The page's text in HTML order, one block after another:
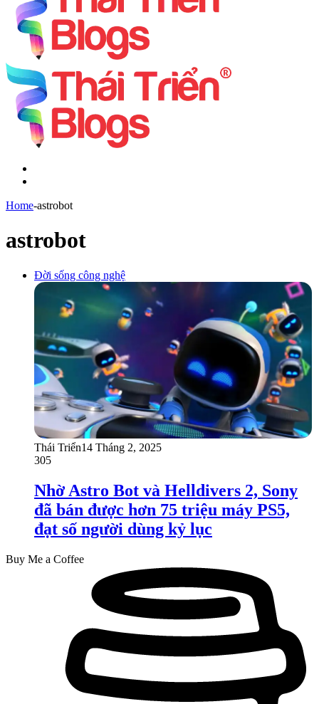
Home-astrobot
astrobot
Đời sống công nghệ
Thái Triển14 Tháng 2, 2025
305
Nhờ Astro Bot và Helldivers 2, Sony
đã bán được hơn 75 triệu máy PS5,
đạt số người dùng kỷ lục
Buy Me a Coffee